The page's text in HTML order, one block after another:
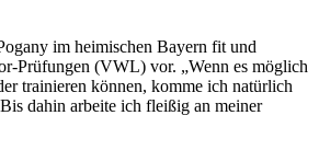
im heimischen Bayern fit und
Prüfungen (VWL) vor. „Wenn es möglich
trainieren können, komme ich natürlich
dahin arbeite ich fleißig an meiner